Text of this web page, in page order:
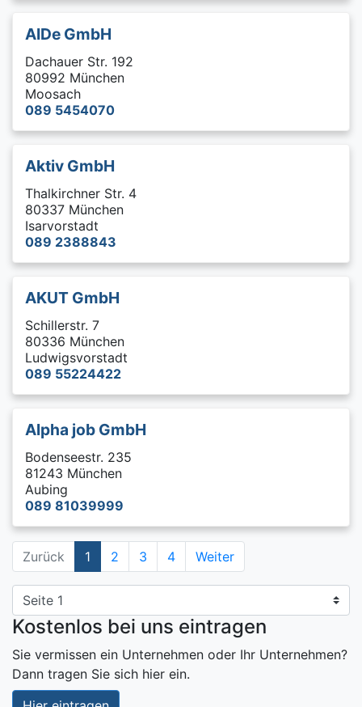
AIDe GmbH
Dachauer Str. 192
80992 München
Moosach
089 5454070
Aktiv GmbH
Thalkirchner Str. 4
80337 München
Isarvorstadt
089 2388843
AKUT GmbH
Schillerstr. 7
80336 München
Ludwigsvorstadt
089 55224422
Alpha job GmbH
Bodenseestr. 235
81243 München
Aubing
089 81039999
Zurück 1 2 3 4 Weiter
Kostenlos bei uns eintragen
Sie vermissen ein Unternehmen oder Ihr Unternehmen?
Dann tragen Sie sich hier ein.